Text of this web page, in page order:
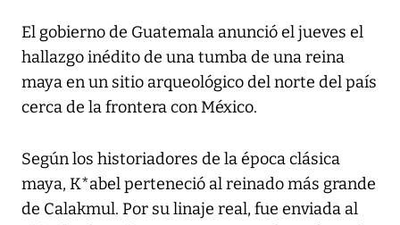
El gobierno de Guatemala anunció el jueves el
hallazgo inédito de una tumba de una reina
maya en un sitio arqueológico del norte del país
cerca de la frontera con México.
Según los historiadores de la época clásica
maya, K*abel perteneció al reinado más grande
de Calakmul. Por su linaje real, fue enviada al